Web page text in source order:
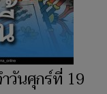
วันศุกร์ที่ 19